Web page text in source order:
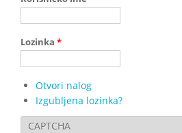
Lozinka *
Otvori nalog
Izgubljena lozinka?
CAPTCHA